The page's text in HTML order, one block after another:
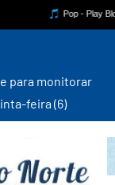
para monitorar
feira (6)